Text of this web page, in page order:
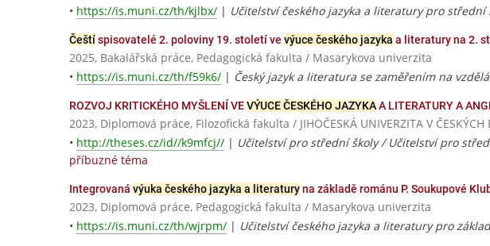
• https://is.muni.cz/th/kjlbx/ | Učitelství českého jazyka a literatury pro střední
Češtíspisovatelé 2. poloviny 19. století ve výuce českého jazyka a literatury na 2.
2025, Bakalářská práce, Pedagogická fakulta / Masarykova univerzita
• https://is.muni.cz/th/f59k6/ | Český jazyk a literatura se zaměřením na
ROZVOJ KRITICKÉHO MYŠLENÍ VEVÝUCE ČESKÉHO JAZYKAA LITERATURY A
2023, Diplomová práce, Filozofická fakulta / JIHOČESKÁ UNIVERZITA V ČESKÝCH
• http://theses.cz/id//k9mfcj// | Učitelství pro střední školy / Učitelství pro
příbuzné téma
Integrovaná výuka českého jazyka a literaturyna základě románu P. Soukupové
2023, Diplomová práce, Pedagogická fakulta / Masarykova univerzita
• https://is.muni.cz/th/wjrpm/ | Učitelství českého jazyka a literatury pro